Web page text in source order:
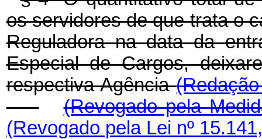
os servidores de que trata o
Reguladora na data da
Especial de Cargos,
respectiva Agência
(Revogado pela
(Revogado pela Lei nº